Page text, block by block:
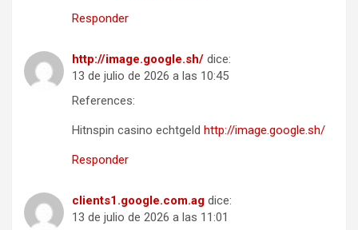
Responder
http://image.google.sh/ dice:
13 de julio de 2026 a las 10:45
References:
Hitnspin casino echtgeld http://image.google.sh/
Responder
clients1.google.com.ag dice:
13 de julio de 2026 a las 11:01